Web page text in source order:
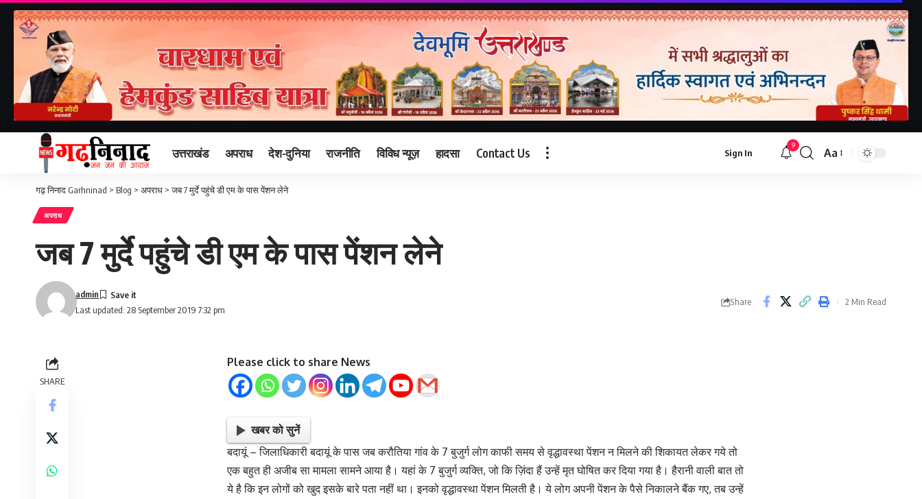
उत्तराखंड अपराध देश-दुनिया राजनीति विविध न्यूज़ हादसा Contact Us Sign In
9
Font
Aa
गढ़ निनाद Garhninad > Blog > अपराध >जब 7 मुर्दे पहुंचे डी एम के पास पेंशन लेने
अपराध
जब 7 मुर्दे पहुंचे डी एम के पास पेंशन लेने
Last updated: 28 September 2019 7:32 pm
admin
Share 2 Min Read
SHARE
Please click to share News
खबर को सुनें
बदायूं – जिलाधिकारी बदायूं के पास जब करौतिया गांव के 7 बुजुर्ग लोग काफी समय से वृद्धावस्था पेंशन न मिलने की शिकायत लेकर गये तो
एक बहुत ही अजीब सा मामला सामने आया है। यहां के 7 बुजुर्ग व्यक्ति, जो कि ज़िंदा हैं उन्हें मृत घोषित कर दिया गया है। हैरानी वाली बात तो
ये है कि इन लोगों को खुद इसके बारे पता नहीं था। इनको वृद्धावस्था पेंशन मिलती है। ये लोग अपनी पेंशन के पैसे निकालने बैंक गए, तब उन्हें